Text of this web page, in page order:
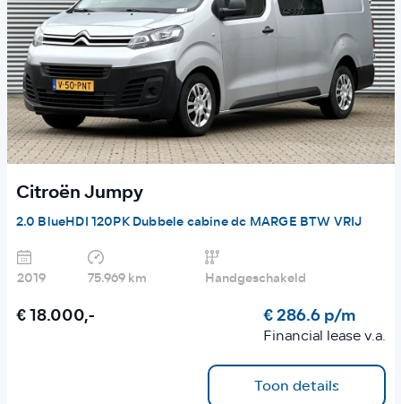
Citroën Jumpy
2.0 BlueHDI 120PK Dubbele cabine dc MARGE BTW VRIJ
2019 75.969 km Handgeschakeld
€ 18.000,- € 286.6 p/m
Financial lease v.a.
Toon details